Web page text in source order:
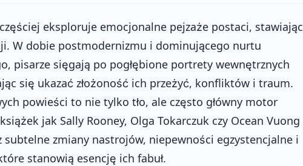
eksploruje emocjonalne pejzaże postaci, stawiając
W dobie postmodernizmu i dominującego nurtu
pisarze sięgają po pogłębione portrety wewnętrznych
się ukazać złożoność ich przeżyć, konfliktów i traum.
powieści to nie tylko tło, ale często główny motor
jak Sally Rooney, Olga Tokarczuk czy Ocean Vuong
subtelne zmiany nastrojów, niepewności egzystencjalne i
stanowią esencję ich fabuł.